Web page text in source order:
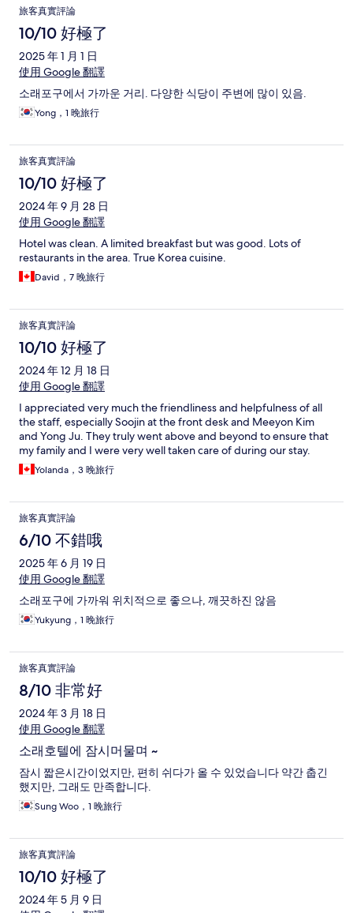
旅客真實評論
10/10 好極了
2025 年 1 月 1 日
使用 Google 翻譯
소래포구에서 가까운 거리. 다양한 식당이 주변에 많이 있음.
Yong，1 晚旅行
旅客真實評論
10/10 好極了
2024 年 9 月 28 日
使用 Google 翻譯
Hotel was clean. A limited breakfast but was good. Lots of
restaurants in the area. True Korea cuisine.
David，7 晚旅行
旅客真實評論
10/10 好極了
2024 年 12 月 18 日
使用 Google 翻譯
I appreciated very much the friendliness and helpfulness of all
the staff, especially Soojin at the front desk and Meeyon Kim
and Yong Ju. They truly went above and beyond to ensure that
my family and I were very well taken care of during our stay.
Yolanda，3 晚旅行
旅客真實評論
6/10 不錯哦
2025 年 6 月 19 日
使用 Google 翻譯
소래포구에 가까워 위치적으로 좋으나, 깨끗하진 않음
Yukyung，1 晚旅行
旅客真實評論
8/10 非常好
2024 年 3 月 18 日
使用 Google 翻譯
소래호텔에 잠시머물며 ~
잠시 짧은시간이었지만, 편히 쉬다가 올 수 있었습니다 약간 춥긴
했지만, 그래도 만족합니다.
Sung Woo，1 晚旅行
旅客真實評論
10/10 好極了
2024 年 5 月 9 日